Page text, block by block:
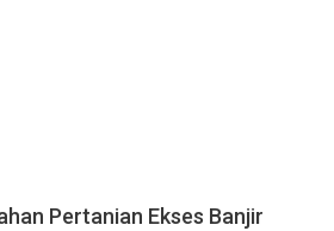
Pertanian Ekses Banjir